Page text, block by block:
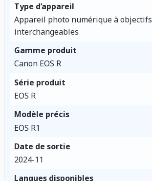
Type d’appareil
Appareil photo numérique à objectifs
interchangeables
Gamme produit
Canon EOS R
Série produit
EOS R
Modèle précis
EOS R1
Date de sortie
2024-11
Langues disponibles